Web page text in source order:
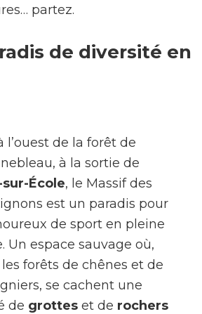
partez.
de diversité en
l’ouest de la forêt de
à la sortie de
École, le Massif des
est un paradis pour
de sport en pleine
Un espace sauvage où,
forêts de chênes et de
se cachent une
de grottes et de rochers